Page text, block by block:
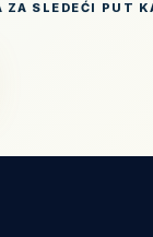
ZA SLEDEĆI PUT